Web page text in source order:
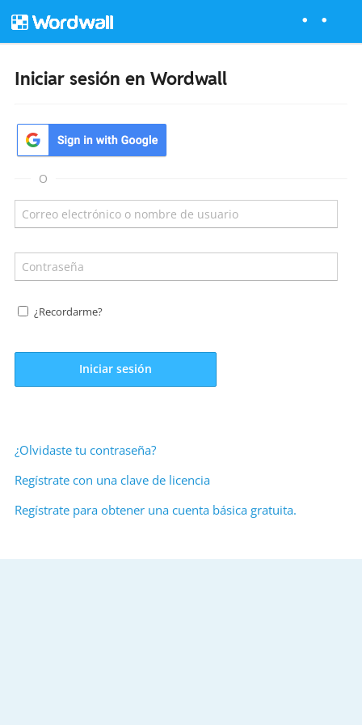
Iniciar sesión en Wordwall
O
¿Recordarme?
Iniciar sesión
¿Olvidaste tu contraseña?
Regístrate con una clave de licencia
Regístrate para obtener una cuenta básica gratuita.